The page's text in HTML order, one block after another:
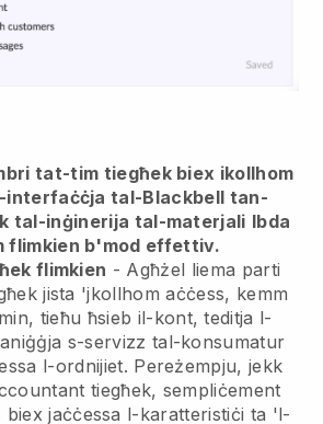
tat-tim tiegħek biex ikollhom
interfaċċja tal-Blackbell tan-
tal-inġinerija tal-materjali Ibda
flimkien b'mod effettiv.
flimkien - Agħżel liema parti
jista 'jkollhom aċċess, kemm
tieħu ħsieb il-kont, teditja l-
s-servizz tal-konsumatur
l-ordnijiet. Pereżempju, jekk
tiegħek, sempliċement
biex jaċċessa l-karatteristiċi ta 'l-